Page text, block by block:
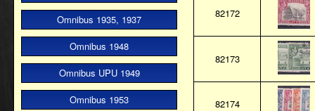
Omnibus 1935, 1937
Omnibus 1948
Omnibus UPU 1949
Omnibus 1953
82172
82173
82174